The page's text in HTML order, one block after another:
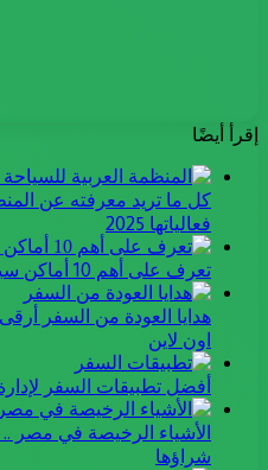
إقرأ أيضًا
كل ما تريد معرفته عن
فعالياتها 2025
تعرف على أهم 10 أماكن سياحية في القاهرة
هدايا العودة من السفر
اون لاين
أفضل تطبيقات السفر لإدارة
شراؤها